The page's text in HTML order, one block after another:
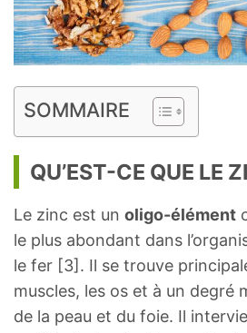
SOMMAIRE
QU’EST-CE QUE LE
Le zinc est un oligo-élément
le plus abondant dans
le fer [3]. Il se trouve
muscles, les os et à un degré
de la peau et du foie. Il